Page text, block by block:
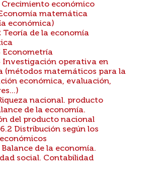
Crecimiento económico
matemática
económica)
Teoría de la economía
Econometría
Investigación operativa en
(métodos matemáticos para la
económica, evaluación,
nacional. producto
de la economía.
del producto nacional
Distribución según los
Balance de la economía.
social. Contabilidad